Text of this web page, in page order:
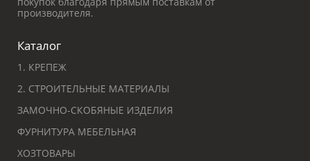
производителя.
Каталог
1. КРЕПЕЖ
2. СТРОИТЕЛЬНЫЕ МАТЕРИАЛЫ
ЗАМОЧНО-СКОБЯНЫЕ ИЗДЕЛИЯ
ФУРНИТУРА МЕБЕЛЬНАЯ
ХОЗТОВАРЫ